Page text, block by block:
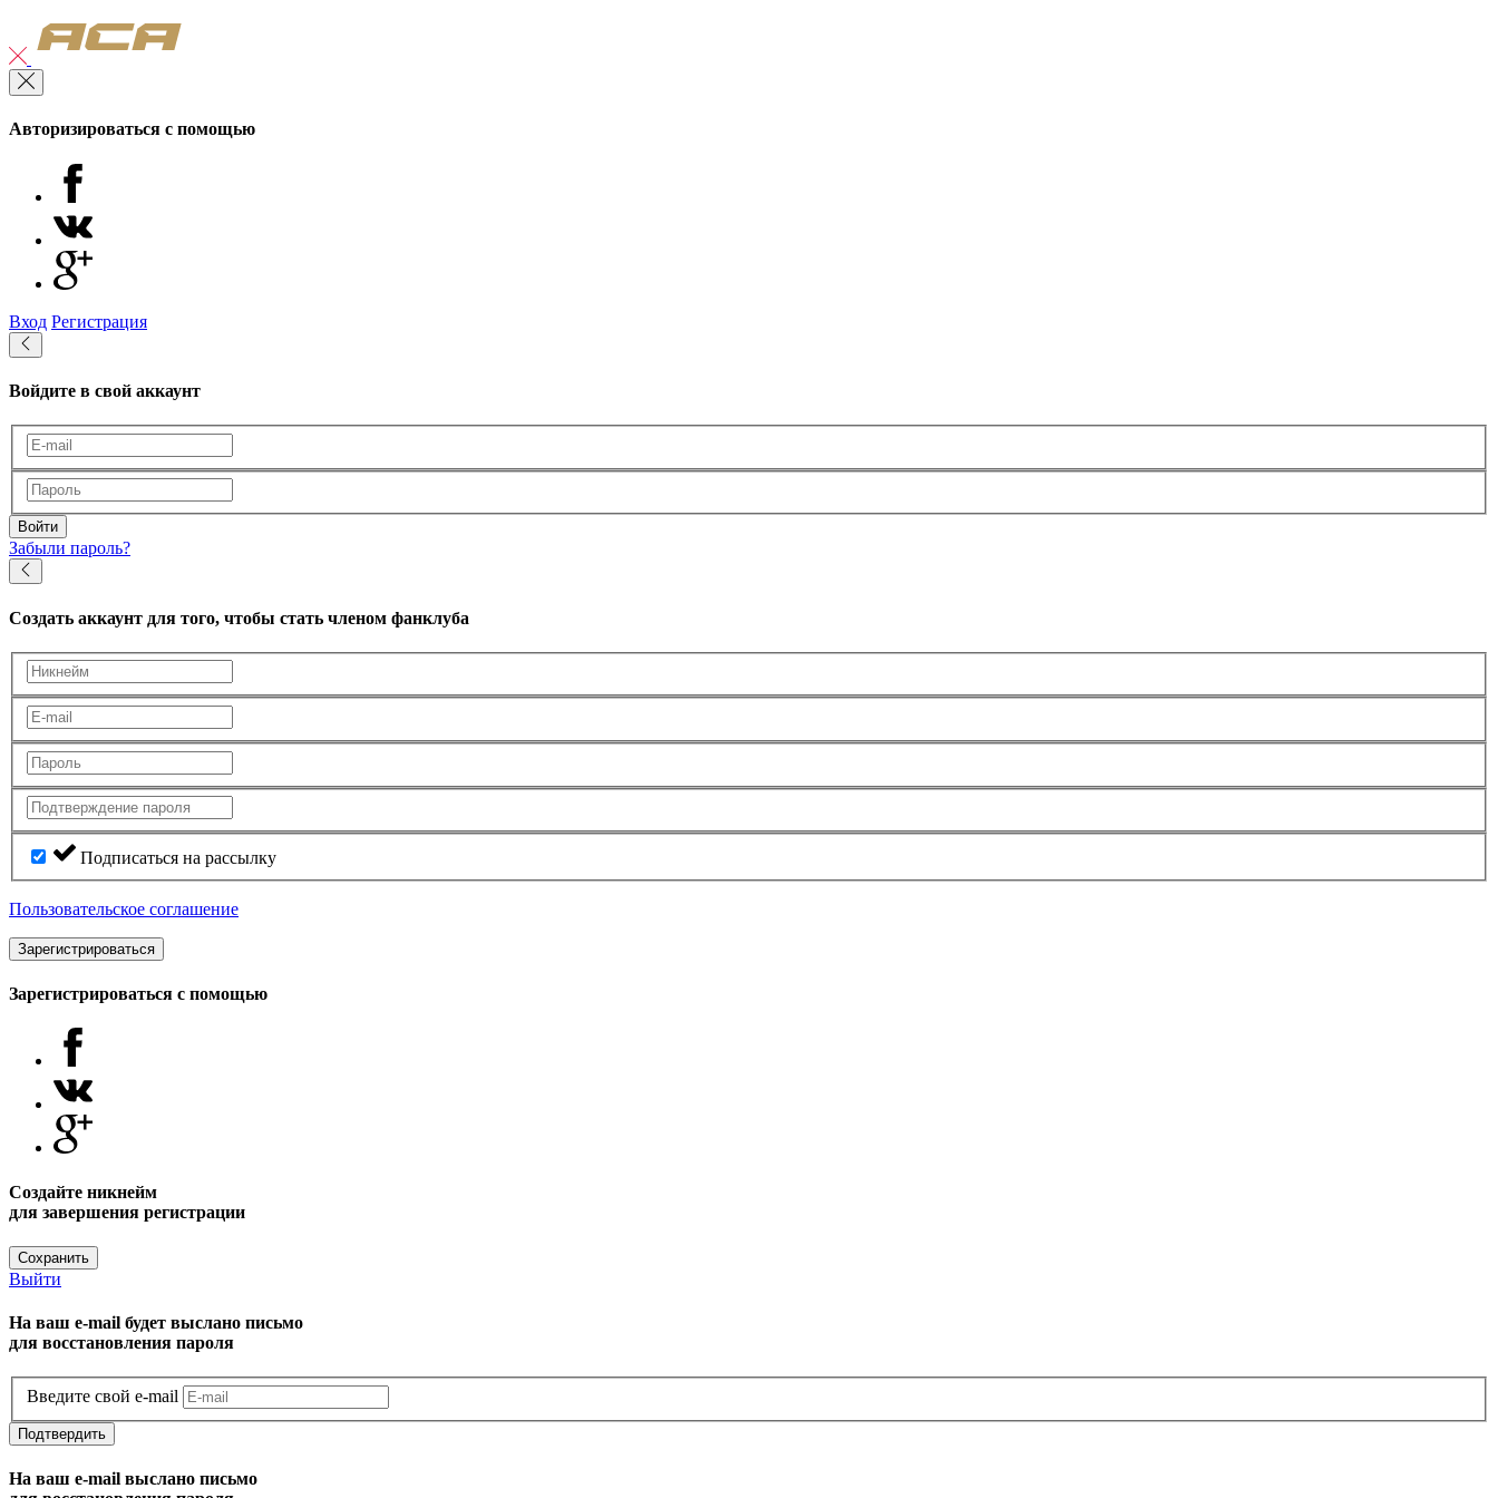
Авторизироваться с помощью
Вход Регистрация
Войдите в свой аккаунт
Войти
Забыли пароль?
Создать аккаунт для того, чтобы стать членом фанклуба
Подписаться на рассылку
Пользовательское соглашение
Зарегистрироваться
Зарегистрироваться с помощью
Создайте никнейм
для завершения регистрации
Сохранить
Выйти
На ваш e-mail будет выслано письмо
для восстановления пароля
Введите свой e-mail
Подтвердить
На ваш e-mail выслано письмо